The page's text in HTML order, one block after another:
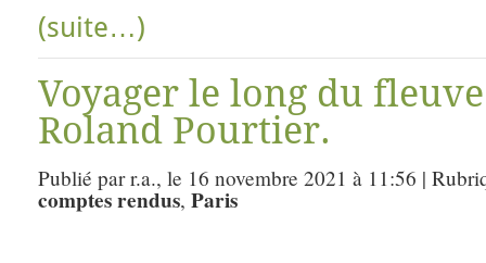
(suite…)
Voyager le long du
Roland Pourtier.
Publié par r.a., le 16 novembre 2021 à 11:56 |
comptes rendus, Paris